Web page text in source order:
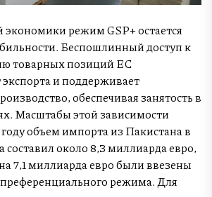
экономики режим GSP+ остается
Беспошлинный доступ к
товарных позиций ЕС
и поддерживает
обеспечивая занятость в
Масштабы этой зависимости
объем импорта из Пакистана в
составил около 8,3 миллиарда евро,
7,1 миллиарда евро были ввезены
режима. Для